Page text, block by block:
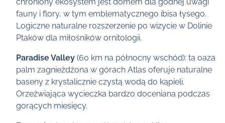
fauny i flory, w tym emblematycznego ibisa łysego.
Logiczne naturalne rozszerzenie po wizycie w Dolinie
Ptaków dla miłośników ornitologii.
Paradise Valley(60 km na północny wschód): ta oaza
palm zagnieżdżona w górach Atlas oferuje naturalne
baseny z krystalicznie czystą wodą do kąpieli.
Orzeźwiająca wycieczka bardzo doceniana podczas
gorących miesięcy.